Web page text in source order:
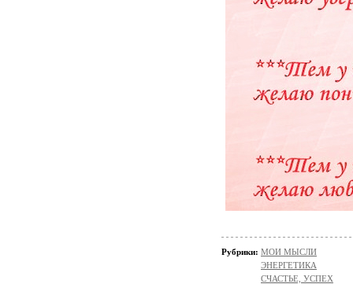
Рубрики: МОИ МЫСЛИ
ЭНЕРГЕТИКА
СЧАСТЬЕ, УСПЕХ